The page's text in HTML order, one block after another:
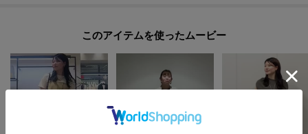
このアイテムを使ったムービー